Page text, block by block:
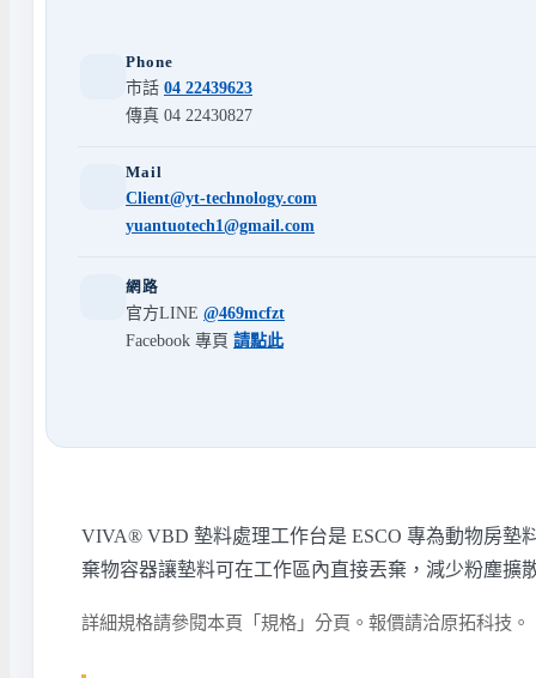
Phone
市話 04 22439623
傳真 04 22430827
Mail
Client@yt-technology.com
yuantuotech1@gmail.com
網路
官方LINE @469mcfzt
Facebook 專頁 請點此
VIVA® VBD 墊料處理工作台是 ESCO 專為動物房墊
棄物容器讓墊料可在工作區內直接丟棄，減少粉塵
詳細規格請參閱本頁「規格」分頁。報價請洽原拓科技。